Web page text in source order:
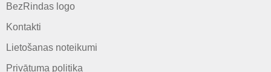
BezRindas logo
Kontakti
Lietošanas noteikumi
Privātuma politika